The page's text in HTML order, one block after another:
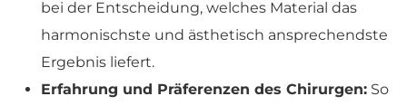
bei der Entscheidung, welches Material das
harmonischste und ästhetisch ansprechendste
Ergebnis liefert.
Erfahrung und Präferenzen des Chirurgen: So